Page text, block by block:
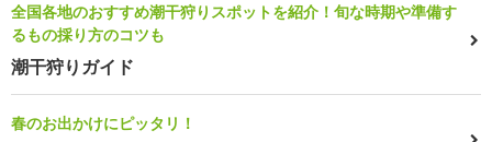
全国各地のおすすめ潮干狩りスポットを紹介！旬な時期や準備す
るもの採り方のコツも
潮干狩りガイド
春のお出かけにピッタリ！